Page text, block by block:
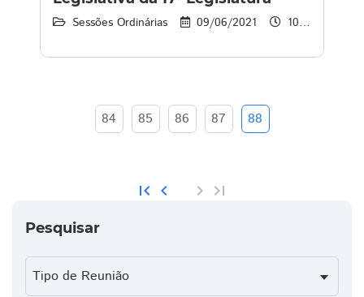
Sessões Ordinárias 09/06/2021 10:30 às 15:00
first_page chevron_left
84 85 86 87 88
chevron_right last_page
Pesquisar